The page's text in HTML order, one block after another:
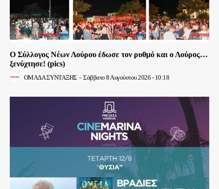
Ο Σύλλογος Νέων Λούρου έδωσε τον ρυθμό και ο Λούρος…
ξενύχτησε! (pics)
ΟΜΑΔΑ ΣΥΝΤΑΞΗΣ - Σάββατο 8 Αυγούστου 2026 - 10:18